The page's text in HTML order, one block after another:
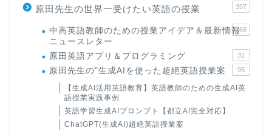
原田先生の世界一受けたい英語の授業 397
中高英語教師のための授業アイデア＆最新情報
ニュースレター
168
原田英語アプリ＆プログラミング 31
原田先生の"生成AIを使った超絶英語授業案 95
【生成AI活用英語教育】英語教師のための生成AI英
語授業実践事例
英語学習生成AIプロンプト【都立AI完全対応】
ChatGPT(生成AI)超絶英語授業案